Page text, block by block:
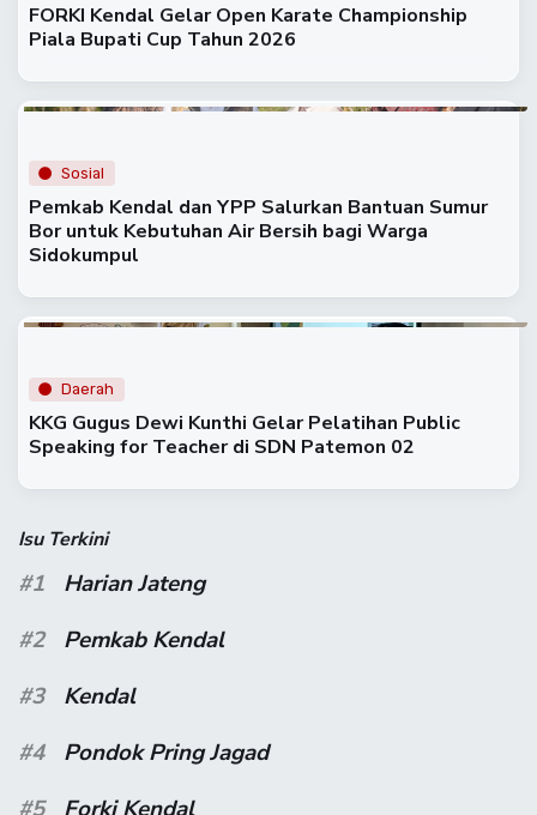
FORKI Kendal Gelar Open Karate Championship
Piala Bupati Cup Tahun 2026
Sosial
Pemkab Kendal dan YPP Salurkan Bantuan Sumur
Bor untuk Kebutuhan Air Bersih bagi Warga
Sidokumpul
Daerah
KKG Gugus Dewi Kunthi Gelar Pelatihan Public
Speaking for Teacher di SDN Patemon 02
Isu Terkini
#1
Harian Jateng
#2
Pemkab Kendal
#3
Kendal
#4
Pondok Pring Jagad